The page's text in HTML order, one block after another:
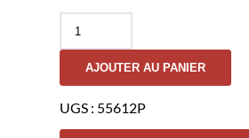
Bâton
d’Entraînement
AJOUTER AU PANIER
UGS : 55612P